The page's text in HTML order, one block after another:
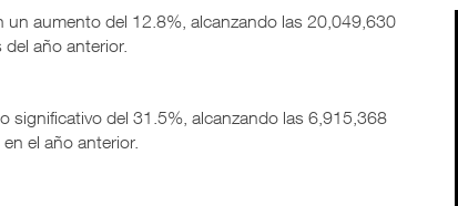
aumento del 12.8%, alcanzando las 20,049,630
año anterior.
significativo del 31.5%, alcanzando las 6,915,368
el año anterior.